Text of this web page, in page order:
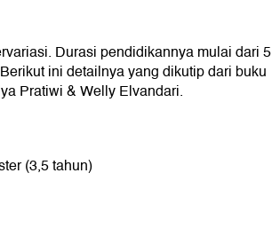
Durasi pendidikannya mulai dari 5
ini detailnya yang dikutip dari buku
Pratiwi & Welly Elvandari.
(3,5 tahun)